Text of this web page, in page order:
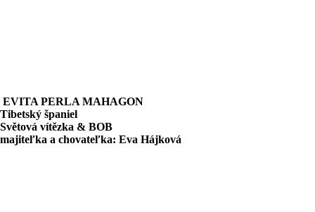
EVITA PERLA MAHAGON
Tibetský španiel
Světová vítězka & BOB
majiteľka a chovateľka: Eva Hájková